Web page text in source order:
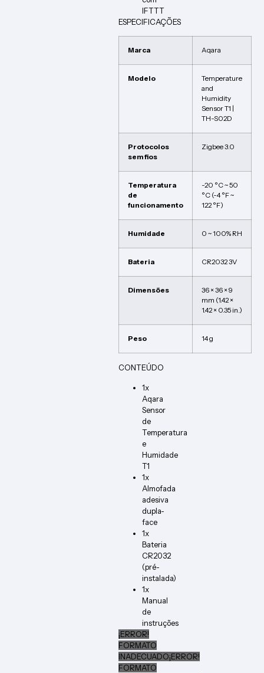
IFTTT
ESPECIFICAÇÕES
Marca Aqara
Modelo
Temperature
and
Humidity
Sensor T1 |
TH-S02D
Protocolos
sem fios
Zigbee 3.0
Temperatura
de
funcionamento
-20 °C ~ 50
°C (-4 °F ~
122 °F)
Humidade 0 ~ 100% RH
Bateria CR2032 3V
Dimensões
36 × 36 × 9
mm (1.42 ×
1.42 × 0.35 in.)
Peso 14 g
CONTEÚDO
1x
Aqara
Sensor
de
Temperatura
e
Humidade
T1
1x
Almofada
adesiva
dupla-
face
1x
Bateria
CR2032
(pré-
instalada)
1x
Manual
de
instruções
¡ERROR!
FORMATO
INADECUADO¡ERROR!
FORMATO